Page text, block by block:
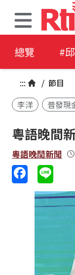
總覽 #
::: / 節目
李洋
普發現
粵語晚間
粵語晚間新聞